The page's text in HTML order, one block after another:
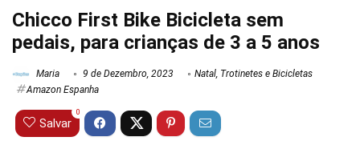
Chicco First Bike Bicicleta sem
pedais, para crianças de 3 a 5 anos
Maria 9 de Dezembro, 2023 Natal, Trotinetes e Bicicletas
Amazon Espanha
Salvar
0